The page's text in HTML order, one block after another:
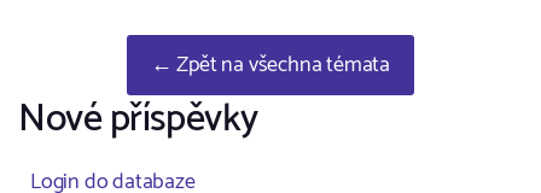
← Zpět na všechna témata
Nové příspěvky
Login do databaze